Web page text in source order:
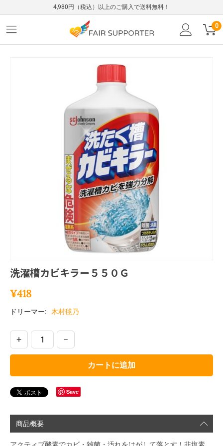
4,980円（税込）以上のご購入で送料無料！
0
洗濯槽カビキラー５５０Ｇ
¥418
ドリーマー: 木村毬乃
+ −
カートに追加
Save
商品概要